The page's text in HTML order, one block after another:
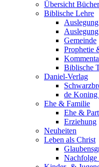
Übersicht Bücher
Biblische Lehre
Gemeinde
Prophetie
Biblische
Daniel-Verlag
de
Ehe & Familie
Ehe &
Erziehung
Neuheiten
Leben als Christ